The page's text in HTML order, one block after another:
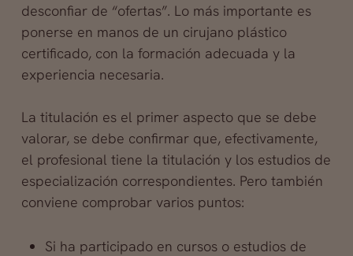
desconfiar de “ofertas”. Lo más importante es
ponerse en manos de un cirujano plástico
certificado, con la formación adecuada y la
experiencia necesaria.
La titulación es el primer aspecto que se debe
valorar, se debe confirmar que, efectivamente,
el profesional tiene la titulación y los estudios de
especialización correspondientes. Pero también
conviene comprobar varios puntos:
Si ha participado en cursos o estudios de